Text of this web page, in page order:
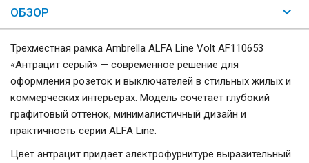
ОБЗОР
Трехместная рамка Ambrella ALFA Line Volt AF110653
«Антрацит серый» — современное решение для
оформления розеток и выключателей в стильных жилых и
коммерческих интерьерах. Модель сочетает глубокий
графитовый оттенок, минималистичный дизайн и
практичность серии ALFA Line.
Цвет антрацит придает электрофурнитуре выразительный